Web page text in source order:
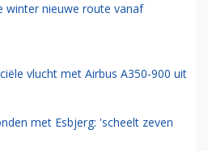
winter nieuwe route vanaf
vlucht met Airbus A350-900 uit
met Esbjerg: 'scheelt zeven